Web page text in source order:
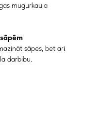
mugurkaula
sāpes, bet arī
darbību.